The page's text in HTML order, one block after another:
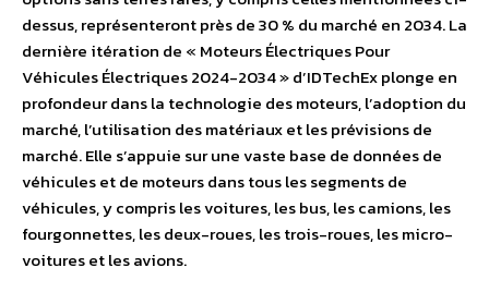
dessus, représenteront près de 30 % du marché en 2034. La
dernière itération de « Moteurs Électriques Pour
Véhicules Électriques 2024-2034 » d’IDTechEx plonge en
profondeur dans la technologie des moteurs, l’adoption du
marché, l’utilisation des matériaux et les prévisions de
marché. Elle s’appuie sur une vaste base de données de
véhicules et de moteurs dans tous les segments de
véhicules, y compris les voitures, les bus, les camions, les
fourgonnettes, les deux-roues, les trois-roues, les micro-
voitures et les avions.